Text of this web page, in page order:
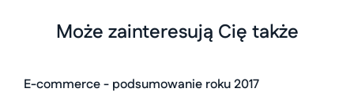
Może zainteresują Cię także
E-commerce - podsumowanie roku 2017